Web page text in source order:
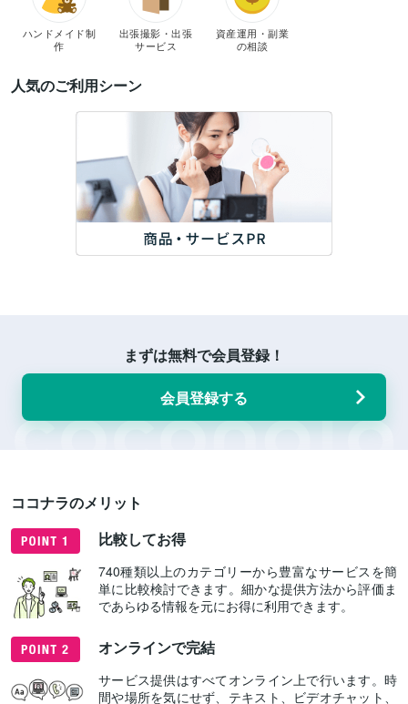
ハンドメイド制
作
出張撮影・出張
サービス
資産運用・副業
の相談
人気のご利用シーン
まずは無料で会員登録！
会員登録する
ココナラのメリット
比較してお得
740種類以上のカテゴリーから豊富なサービスを簡
単に比較検討できます。細かな提供方法から評価ま
であらゆる情報を元にお得に利用できます。
オンラインで完結
サービス提供はすべてオンライン上で行います。時
間や場所を気にせず、テキスト、ビデオチャット、